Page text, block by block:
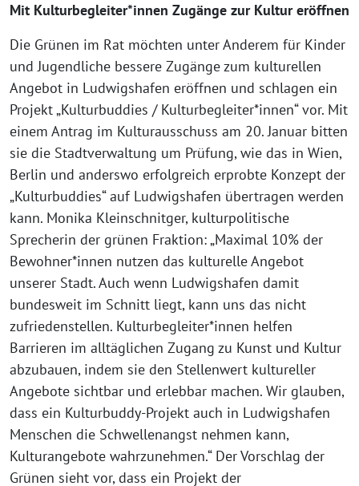
Mit Kulturbegleiter*innen Zugänge zur Kultur eröffnen
Die Grünen im Rat möchten unter Anderem für Kinder
und Jugendliche bessere Zugänge zum kulturellen
Angebot in Ludwigshafen eröffnen und schlagen ein
Projekt „Kulturbuddies / Kulturbegleiter*innen“ vor. Mit
einem Antrag im Kulturausschuss am 20. Januar bitten
sie die Stadtverwaltung um Prüfung, wie das in Wien,
Berlin und anderswo erfolgreich erprobte Konzept der
„Kulturbuddies“ auf Ludwigshafen übertragen werden
kann. Monika Kleinschnitger, kulturpolitische
Sprecherin der grünen Fraktion: „Maximal 10% der
Bewohner*innen nutzen das kulturelle Angebot
unserer Stadt. Auch wenn Ludwigshafen damit
bundesweit im Schnitt liegt, kann uns das nicht
zufriedenstellen. Kulturbegleiter*innen helfen
Barrieren im alltäglichen Zugang zu Kunst und Kultur
abzubauen, indem sie den Stellenwert kultureller
Angebote sichtbar und erlebbar machen. Wir glauben,
dass ein Kulturbuddy-Projekt auch in Ludwigshafen
Menschen die Schwellenangst nehmen kann,
Kulturangebote wahrzunehmen.“ Der Vorschlag der
Grünen sieht vor, dass ein Projekt der